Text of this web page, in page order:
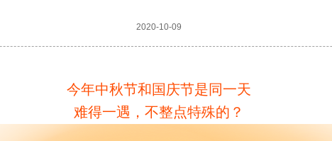
2020-10-09
今年中秋节和国庆节是同一天
难得一遇，不整点特殊的？